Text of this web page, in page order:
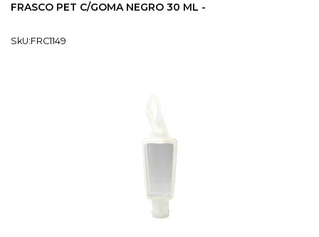
FRASCO PET C/GOMA NEGRO 30 ML -
SkU:FRC1149